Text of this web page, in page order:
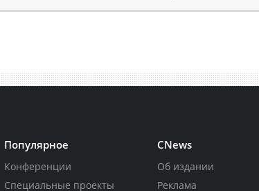
Популярное
Конференции
Специальные проекты
CNews
Об издании
Реклама